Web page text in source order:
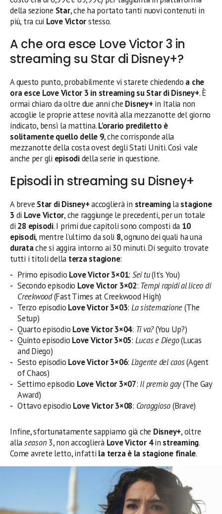
della sezione Star, che ha portato tanti nuovi contenuti in
più, tra cui Love Victorstesso.
A che ora esce Love Victor 3 in
streaming su Star di Disney+?
A questo punto, probabilmente vi starete chiedendo a che
ora esce Love Victor 3 in streaming su Star di Disney+. È
ormai chiaro da oltre due anni che Disney+ in Italia non
accoglie le proprie attese novità alla mezzanotte del giorno
indicato, bensì la mattina.L’orario prediletto è
solitamente quello delle 9, che corrisponde alla
mezzanotte della costa ovest degli Stati Uniti. Così vale
anche per gli episodidella serie in questione.
Episodi in streaming su Disney+
A breve Star diDisney+accoglierà in streaminglastagione
3 di Love Victor, che raggiunge le precedenti, per un totale
di 28 episodi. I primi due capitoli sono composti da 10
episodi, mentre l’ultimo da soli 8, ognuno dei quali ha una
duratache si aggira intorno ai 30 minuti. Di seguito trovate
tutti i titoli della terza stagione:
Primo episodio Love Victor 3×01: Sei tu(It’s You)
Secondo episodio Love Victor 3×02: Tempi rapidi al liceo di
Creekwood(Fast Times at Creekwood High)
Terzo episodio Love Victor 3×03: La sistemazione(The
Setup)
Quarto episodio Love Victor 3×04: Ti va?(You Up?)
Quinto episodio Love Victor 3×05: Lucas e Diego(Lucas
and Diego)
Sesto episodio Love Victor 3×06: L’agente del caos(Agent
of Chaos)
Settimo episodio Love Victor 3×07: Il premio gay(The Gay
Award)
Ottavo episodio Love Victor 3×08: Coraggioso(Brave)
Infine, sfortunatamente sappiamo già che Disney+, oltre
allaseason 3, non accoglierà Love Victor 4in streaming.
Come avrete letto, infatti la terza è la stagione finale.